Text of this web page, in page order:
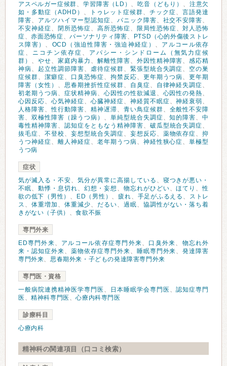
アスペルガー症候群、学習障害（LD） 、吃音（どもり） 、 注意欠
如・多動症（ADHD） 、 トゥレット症候群、チック症、言語発達
障害、 アルツハイマー型認知症、 パニック障害、 社交不安障害、
不安神経症、 閉所恐怖症、 高所恐怖症、 限局性恐怖症、対人恐怖
症、赤面恐怖症、パーソナリティ障害、
PTSD（心的外傷後ストレ
ス障害） 、 OCD（強迫性障害・強迫神経症） 、 アルコール依存
症 、 ニコチン依存症 、 アパシー・シンドローム（無気力症候
群） 、 やせ、 家庭内暴力 、 解離性障害、 外因性精神障害、感応精
神病、 起立性調節障害、 虐待症候群、 緊張型統合失調症、 空の巣
症候群、 潔癖症、 口臭恐怖症、 拘禁反応、 更年期うつ病、更年期
障害（女性） 、 思春期挫折性症候群、 自臭症、 自律神経失調症、
初老期うつ病、 症状精神病、 心因性の性欲減退 、 心因性の発熱、
心因反応、 心気神経症、 心臓神経症、 神経質不眠症、神経衰弱、
人格障害、性行動障害、 精神遅滞、 青い鳥症候群、 全般性不安障
害、 双極性障害（躁うつ病） 、 単純型統合失調症、知的障害、中
毒性精神障害、 認知症をともなう精神障害、 破瓜型統合失調症、
抜毛症、 不登校、 妄想型統合失調症、 妄想反応、 薬物依存症、抑
うつ神経症、 離人神経症、 老年期うつ病、 神経性狭心症、単極型
うつ病
症状
気が滅入る・不安、 気分が異常に高揚している 、 寝つきが悪い・
不眠、 動悸・息切れ、 幻想・妄想 、 物忘れがひどい、ほてり 、性
欲の低下（男性） 、 ED（男性） 、疲れ、 手足がふるえる 、 ストレ
ス 、 体重増加 、 体重減少、 だるい、 過眠、 協調性がない・落ち着
きがない（子供） 、食欲不振
専門外来
ED専門外来、 アルコール依存症専門外来、 口臭外来、 物忘れ外
来・認知症外来、 薬物依存症専門外来、 睡眠専門外来、発達障害
専門外来、思春期外来・子どもの発達障害専門外来
専門医・資格
一般病院連携精神医学専門医 、 日本睡眠学会専門医 、認知症専門
医 、精神科専門医 、心療内科専門医
診療科目
心療内科
精神科の関連項目（口コミ検索）